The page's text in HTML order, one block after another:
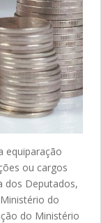
equiparação
ou cargos
dos Deputados,
do
do Ministério